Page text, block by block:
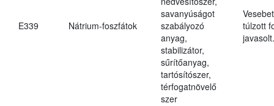
E339 Nátrium-foszfátok
savanyúságot
szabályozó
anyag,
stabilizátor,
sűrítőanyag,
tartósítószer,
térfogatnövelő
szer
túlzott
javasolt.